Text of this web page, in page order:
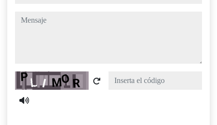
mensaje
Captcha